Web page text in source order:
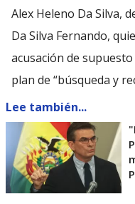
Alex Heleno Da Silva,
Da Silva Fernando,
acusación de
plan de “búsqueda y
Lee también...